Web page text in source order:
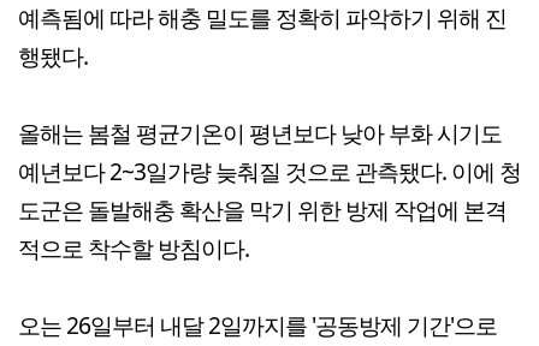
예측됨에 따라 해충 밀도를 정확히 파악하기 위해 진
행됐다.
올해는 봄철 평균기온이 평년보다 낮아 부화 시기도
예년보다 2~3일가량 늦춰질 것으로 관측됐다. 이에 청
도군은 돌발해충 확산을 막기 위한 방제 작업에 본격
적으로 착수할 방침이다.
오는 26일부터 내달 2일까지를 '공동방제 기간'으로